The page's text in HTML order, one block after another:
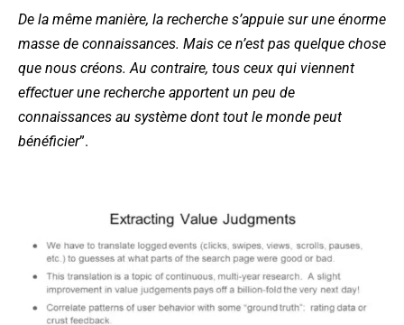
De la même manière, la recherche s’appuie sur une énorme
masse de connaissances. Mais ce n’est pas quelque chose
que nous créons. Au contraire, tous ceux qui viennent
effectuer une recherche apportent un peu de
connaissances au système dont tout le monde peut
bénéficier”.